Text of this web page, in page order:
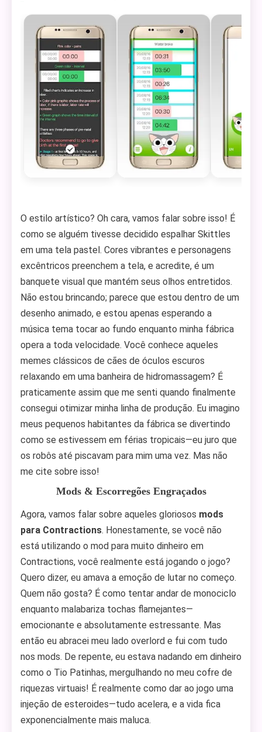
O estilo artístico? Oh cara, vamos falar sobre isso! É
como se alguém tivesse decidido espalhar Skittles
em uma tela pastel. Cores vibrantes e personagens
excêntricos preenchem a tela, e acredite, é um
banquete visual que mantém seus olhos entretidos.
Não estou brincando; parece que estou dentro de um
desenho animado, e estou apenas esperando a
música tema tocar ao fundo enquanto minha fábrica
opera a toda velocidade. Você conhece aqueles
memes clássicos de cães de óculos escuros
relaxando em uma banheira de hidromassagem? É
praticamente assim que me senti quando finalmente
consegui otimizar minha linha de produção. Eu imagino
meus pequenos habitantes da fábrica se divertindo
como se estivessem em férias tropicais—eu juro que
os robôs até piscavam para mim uma vez. Mas não
me cite sobre isso!
Mods & Escorregões Engraçados
Agora, vamos falar sobre aqueles gloriosos mods
para Contractions. Honestamente, se você não
está utilizando o mod para muito dinheiro em
Contractions, você realmente está jogando o jogo?
Quero dizer, eu amava a emoção de lutar no começo.
Quem não gosta? É como tentar andar de monociclo
enquanto malabariza tochas flamejantes—
emocionante e absolutamente estressante. Mas
então eu abracei meu lado overlord e fui com tudo
nos mods. De repente, eu estava nadando em dinheiro
como o Tio Patinhas, mergulhando no meu cofre de
riquezas virtuais! É realmente como dar ao jogo uma
injeção de esteroides—tudo acelera, e a vida fica
exponencialmente mais maluca.